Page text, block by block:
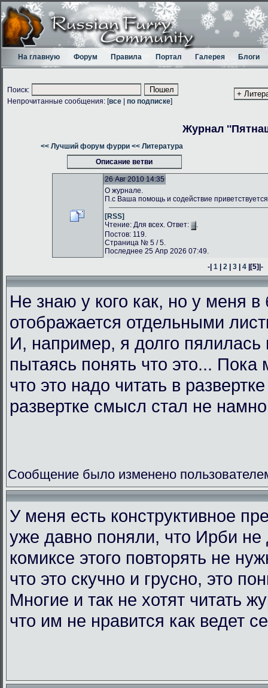
На главную Форум Правила Портал Галерея Блоги
Поиск:
Непрочитанные сообщения: [все по подписке]
Журнал
<< Лучший форум фурри << Литература
Описание ветви
26 Авг 2010 14:35
О журнале.
П.с Ваша помощь и содействие
[RSS]
Чтение: Для всех. Ответ:
.
Постов: 119.
Страница № 5 / 5.
Последнее 25 Апр 2026 07:49.
-|1 |2 |3 |4 |[5]|-
Не знаю у кого как, но у меня в
отображается отдельными
И, например, я долго пялилась
пытаясь понять что это... Пока
что это надо читать в
развертке смысл стал не
Сообщение было изменено
У меня есть конструктивное
уже давно поняли, что Ирби не
комиксе этого повторять не
что это скучно и грусно, это
Многие и так не хотят читать
что им не нравится как ведет